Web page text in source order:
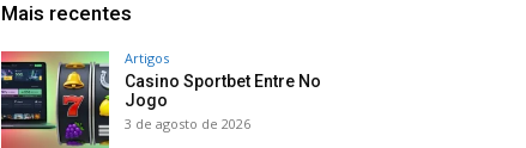
Mais recentes
Artigos
Casino Sportbet Entre No
Jogo
3 de agosto de 2026